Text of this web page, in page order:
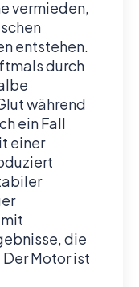
vermieden,
entstehen.
durch
während
ein Fall
einer
die
Der Motor ist